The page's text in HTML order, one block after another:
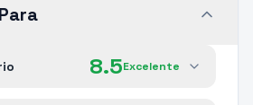
8.5Excelente